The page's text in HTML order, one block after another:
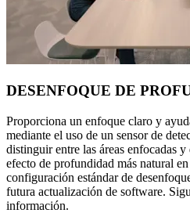
DESENFOQUE DE
Proporciona un enfoque claro y
mediante el uso de un sensor de
distinguir entre las áreas enfocadas
efecto de profundidad más natural
configuración estándar de
futura actualización de software.
información.